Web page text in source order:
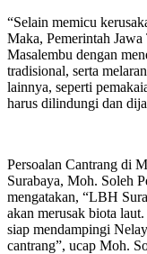
“Selain memicu
Maka, Pemerintah
Masalembu dengan
tradisional, serta
lainnya, seperti
harus dilindungi dan
Persoalan Cantrang di
Surabaya, Moh. Soleh
mengatakan, “LBH
akan merusak biota
siap mendampingi
cantrang”, ucap Moh.